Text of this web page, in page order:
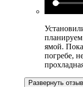
ямой.
погребе,
Развернуть отзыв